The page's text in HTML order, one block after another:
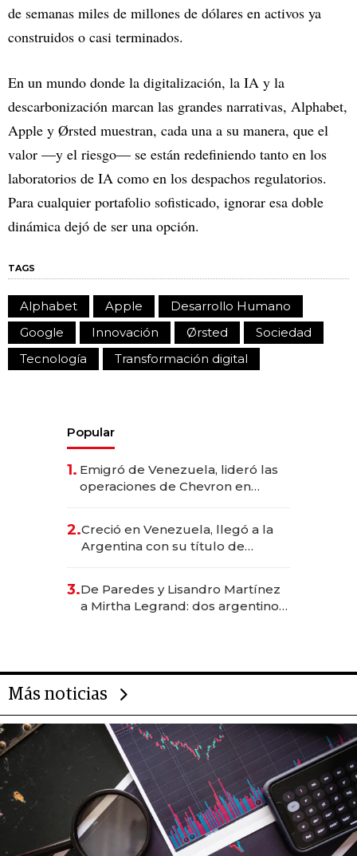
de semanas miles de millones de dólares en activos ya
construidos o casi terminados.​
En un mundo donde la digitalización, la IA y la
descarbonización marcan las grandes narrativas, Alphabet,
Apple y Ørsted muestran, cada una a su manera, que el
valor —y el riesgo— se están redefiniendo tanto en los
laboratorios de IA como en los despachos regulatorios.
Para cualquier portafolio sofisticado, ignorar esa doble
dinámica dejó de ser una opción.
TAGS
Alphabet Apple
Desarrollo Humano
Google
Innovación Ørsted
Sociedad
Tecnología
Transformación digital
Popular
1. Emigró de Venezuela, lideró las
operaciones de Chevron en
2.Creció en Venezuela, llegó a la
Argentina con su título de
las marcas "fast premium"
3.De Paredes y Lisandro Martínez
a Mirtha Legrand: dos argentinos
Más noticias